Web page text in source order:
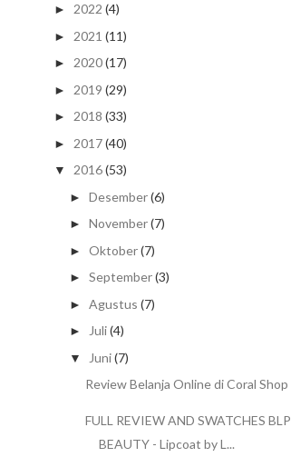
► 2022 (4)
► 2021 (11)
► 2020(17)
► 2019 (29)
► 2018 (33)
► 2017(40)
▼ 2016(53)
► Desember(6)
► November(7)
► Oktober(7)
► September(3)
► Agustus (7)
► Juli(4)
▼ Juni(7)
Review Belanja Online di Coral Shop
FULL REVIEW AND SWATCHES BLP
BEAUTY - Lipcoat by L...